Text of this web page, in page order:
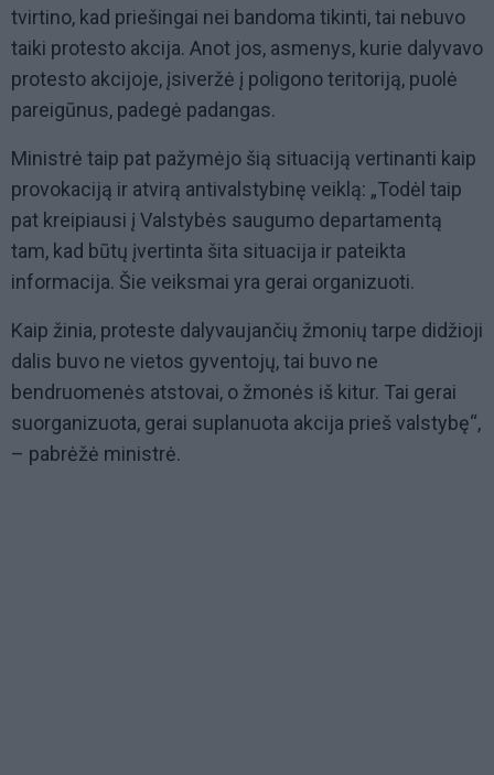
tvirtino, kad priešingai nei bandoma tikinti, tai nebuvo
taiki protesto akcija. Anot jos, asmenys, kurie dalyvavo
protesto akcijoje, įsiveržė į poligono teritoriją, puolė
pareigūnus, padegė padangas.
Ministrė taip pat pažymėjo šią situaciją vertinanti kaip
provokaciją ir atvirą antivalstybinę veiklą: „Todėl taip
pat kreipiausi į Valstybės saugumo departamentą
tam, kad būtų įvertinta šita situacija ir pateikta
informacija. Šie veiksmai yra gerai organizuoti.
Kaip žinia, proteste dalyvaujančių žmonių tarpe didžioji
dalis buvo ne vietos gyventojų, tai buvo ne
bendruomenės atstovai, o žmonės iš kitur. Tai gerai
suorganizuota, gerai suplanuota akcija prieš valstybę“,
– pabrėžė ministrė.